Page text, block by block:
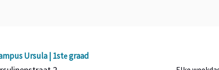
Ursula | 1stegraad